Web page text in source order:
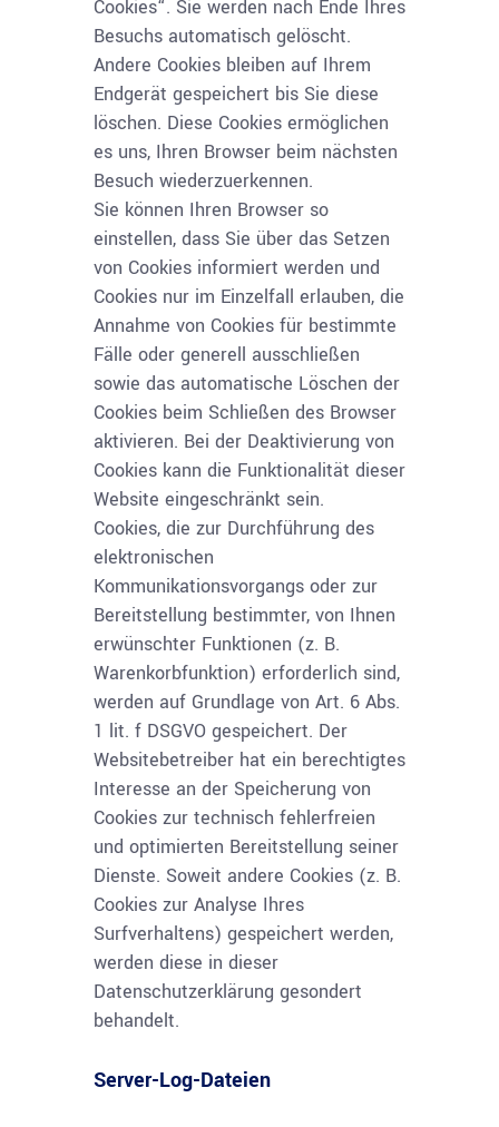
Cookies“. Sie werden nach Ende Ihres
Besuchs automatisch gelöscht.
Andere Cookies bleiben auf Ihrem
Endgerät gespeichert bis Sie diese
löschen. Diese Cookies ermöglichen
es uns, Ihren Browser beim nächsten
Besuch wiederzuerkennen.
Sie können Ihren Browser so
einstellen, dass Sie über das Setzen
von Cookies informiert werden und
Cookies nur im Einzelfall erlauben, die
Annahme von Cookies für bestimmte
Fälle oder generell ausschließen
sowie das automatische Löschen der
Cookies beim Schließen des Browser
aktivieren. Bei der Deaktivierung von
Cookies kann die Funktionalität dieser
Website eingeschränkt sein.
Cookies, die zur Durchführung des
elektronischen
Kommunikationsvorgangs oder zur
Bereitstellung bestimmter, von Ihnen
erwünschter Funktionen (z. B.
Warenkorbfunktion) erforderlich sind,
werden auf Grundlage von Art. 6 Abs.
1 lit. f DSGVO gespeichert. Der
Websitebetreiber hat ein berechtigtes
Interesse an der Speicherung von
Cookies zur technisch fehlerfreien
und optimierten Bereitstellung seiner
Dienste. Soweit andere Cookies (z. B.
Cookies zur Analyse Ihres
Surfverhaltens) gespeichert werden,
werden diese in dieser
Datenschutzerklärung gesondert
behandelt.
Server-Log-Dateien